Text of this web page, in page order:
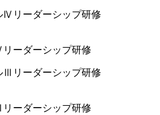
ーダーシップ研修
ーダーシップ研修